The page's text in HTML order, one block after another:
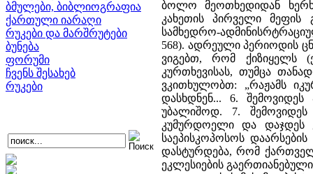
ბმულები, ბიბლიოგრაფია
ქართული იარაღი
რუკები და მარშრუტები
ბუნება
ფორუმი
ჩვენს შესახებ
რუკები